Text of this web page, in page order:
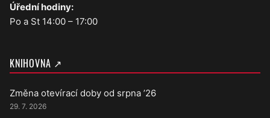
Úřední hodiny:
Po a St 14:00 – 17:00
KNIHOVNA ↗
Změna otevírací doby od srpna ’26
29. 7. 2026